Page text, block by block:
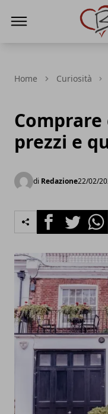
Home Curiosità
Comprare
prezzi e
di Redazione22/02/
FacebookTwitter